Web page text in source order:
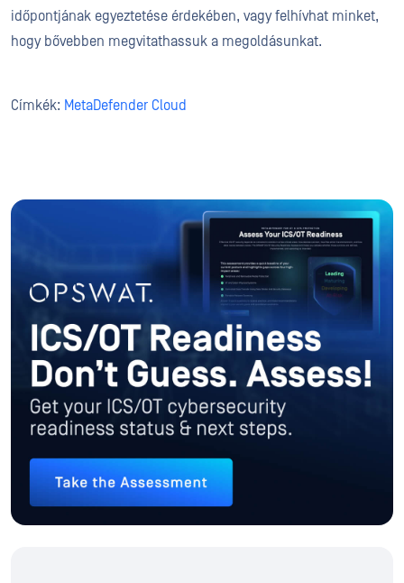
időpontjának egyeztetése érdekében, vagy felhívhat minket,
hogy bővebben megvitathassuk a megoldásunkat.
Címkék: MetaDefender Cloud